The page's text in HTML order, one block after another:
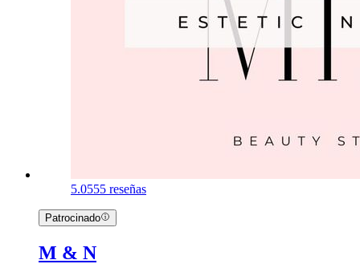
5.0555 reseñas
Patrocinado
M & N